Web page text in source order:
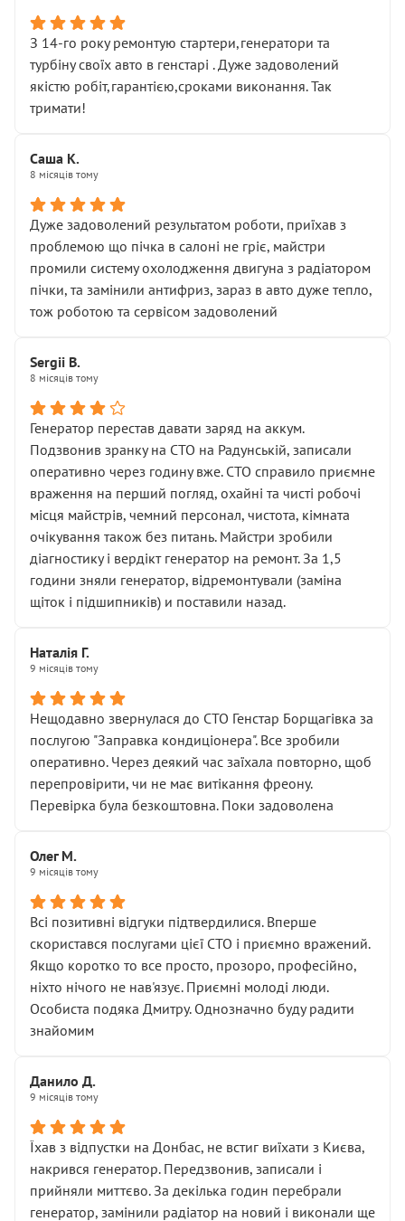
З 14-го року ремонтую стартери,генератори та
турбіну своїх авто в генстарі . Дуже задоволений
якістю робіт,гарантією,сроками виконання. Так
тримати!
Саша К.
8 місяців тому
Дуже задоволений результатом роботи, приїхав з
проблемою що пічка в салоні не гріє, майстри
промили систему охолодження двигуна з радіатором
пічки, та замінили антифриз, зараз в авто дуже тепло,
тож роботою та сервісом задоволений
Sergii B.
8 місяців тому
Генератор перестав давати заряд на аккум.
Подзвонив зранку на СТО на Радунській, записали
оперативно через годину вже. СТО справило приємне
враження на перший погляд, охайні та чисті робочі
місця майстрів, чемний персонал, чистота, кімната
очікування також без питань. Майстри зробили
діагностику і вердікт генератор на ремонт. За 1,5
години зняли генератор, відремонтували (заміна
щіток і підшипників) и поставили назад.
Наталія Г.
9 місяців тому
Нещодавно звернулася до СТО Генстар Борщагівка за
послугою "Заправка кондиціонера". Все зробили
оперативно. Через деякий час заїхала повторно, щоб
перепровірити, чи не має витікання фреону.
Перевірка була безкоштовна. Поки задоволена
Олег М.
9 місяців тому
Всі позитивні відгуки підтвердилися. Вперше
скористався послугами цієї СТО і приємно вражений.
Якщо коротко то все просто, прозоро, професійно,
ніхто нічого не нав'язує. Приємні молоді люди.
Особиста подяка Дмитру. Однозначно буду радити
знайомим
Данило Д.
9 місяців тому
Їхав з відпустки на Донбас, не встиг виїхати з Києва,
накрився генератор. Передзвонив, записали і
прийняли миттєво. За декілька годин перебрали
генератор, замінили радіатор на новий і виконали ще